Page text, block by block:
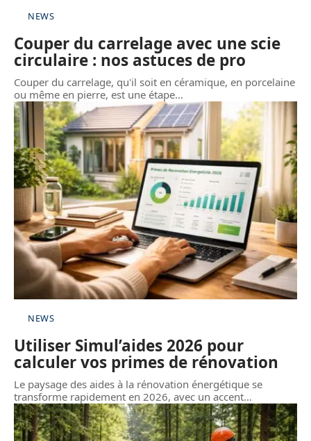
NEWS
Couper du carrelage avec une scie
circulaire : nos astuces de pro
Couper du carrelage, qu'il soit en céramique, en porcelaine
ou même en pierre, est une étape…
NEWS
Utiliser Simul’aides 2026 pour
calculer vos primes de rénovation
Le paysage des aides à la rénovation énergétique se
transforme rapidement en 2026, avec un accent…